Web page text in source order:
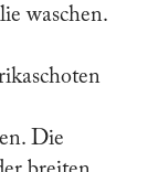
waschen.
Die